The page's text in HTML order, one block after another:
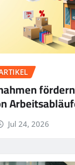
Jul 24, 2026